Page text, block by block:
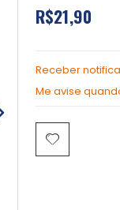
R$21,90
Receber
Me avise